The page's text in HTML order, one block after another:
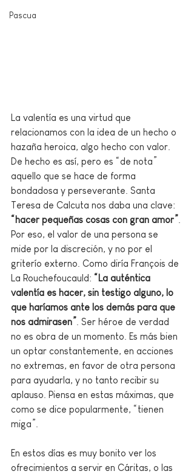
Pascua
La valentía es una virtud que
relacionamos con la idea de un hecho o
hazaña heroica, algo hecho con valor.
De hecho es así, pero es “de nota”
aquello que se hace de forma
bondadosa y perseverante. Santa
Teresa de Calcuta nos daba una clave:
“hacer pequeñas cosas con gran amor”.
Por eso, el valor de una persona se
mide por la discreción, y no por el
griterío externo. Como diría François de
La Rouchefoucauld: “La auténtica
valentía es hacer, sin testigo alguno, lo
que haríamos ante los demás para que
nos admirasen”. Ser héroe de verdad
no es obra de un momento. Es más bien
un optar constantemente, en acciones
no extremas, en favor de otra persona
para ayudarla, y no tanto recibir su
aplauso. Piensa en estas máximas, que
como se dice popularmente, “tienen
miga”.
En estos días es muy bonito ver los
ofrecimientos a servir en Cáritas, o las